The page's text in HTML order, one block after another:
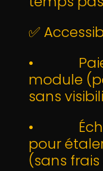
✅
•
module
sans
•
pour
(sans